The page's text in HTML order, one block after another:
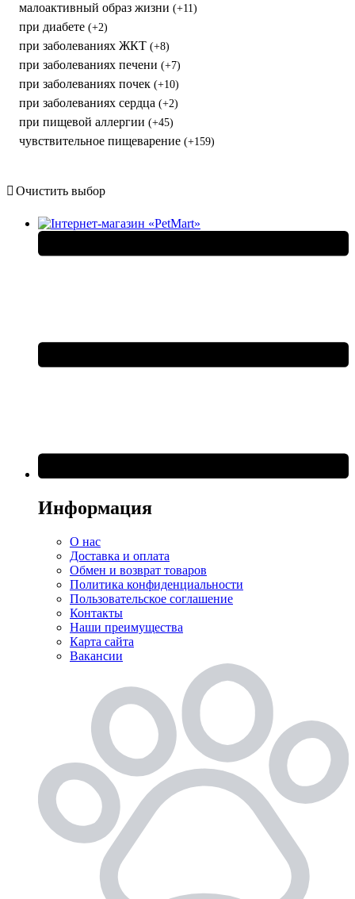
малоактивный образ жизни (+11)
при диабете (+2)
при заболеваниях ЖКТ (+8)
при заболеваниях печени (+7)
при заболеваниях почек (+10)
при заболеваниях сердца (+2)
при пищевой аллергии (+45)
чувствительное пищеварение (+159)
Очистить выбор
Информация
О нас
Доставка и оплата
Обмен и возврат товаров
Политика конфиденциальности
Пользовательское соглашение
Контакты
Наши преимущества
Карта сайта
Вакансии